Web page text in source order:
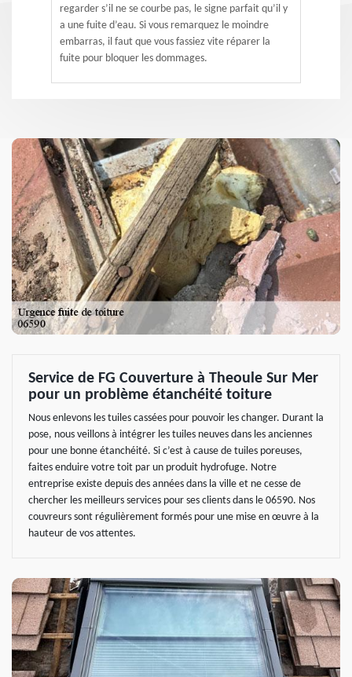
regarder s’il ne se courbe pas, le signe parfait qu’il y
a une fuite d’eau. Si vous remarquez le moindre
embarras, il faut que vous fassiez vite réparer la
fuite pour bloquer les dommages.
Service de FG Couverture à Theoule Sur Mer
pour un problème étanchéité toiture
Nous enlevons les tuiles cassées pour pouvoir les changer. Durant la
pose, nous veillons à intégrer les tuiles neuves dans les anciennes
pour une bonne étanchéité. Si c’est à cause de tuiles poreuses,
faites enduire votre toit par un produit hydrofuge. Notre
entreprise existe depuis des années dans la ville et ne cesse de
chercher les meilleurs services pour ses clients dans le 06590. Nos
couvreurs sont régulièrement formés pour une mise en œuvre à la
hauteur de vos attentes.